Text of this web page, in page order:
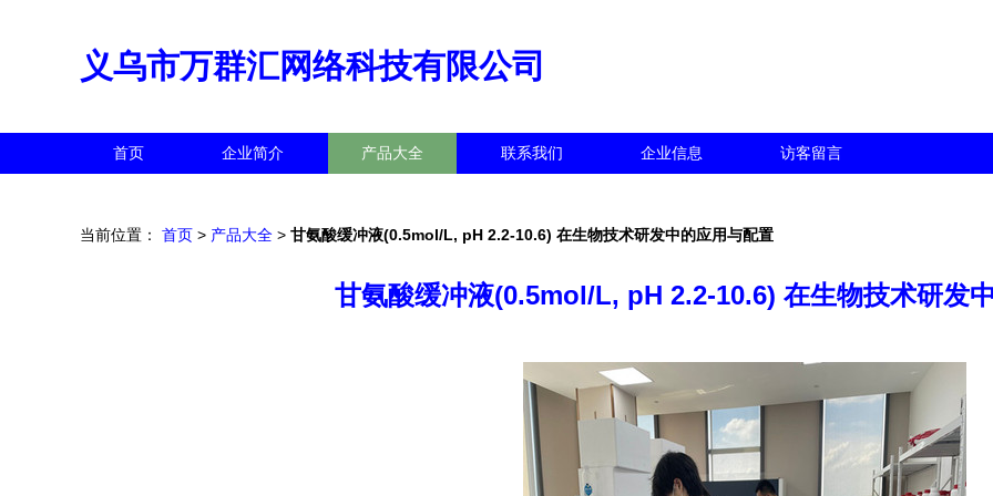
义乌市万群汇网络科技有限公司
首页 企业简介 产品大全 联系我们 企业信息 访客留言
当前位置： 首页 > 产品大全 > 甘氨酸缓冲液(0.5mol/L, pH 2.2-10.6) 在生物技术研发中的应用与配置
甘氨酸缓冲液(0.5mol/L, pH 2.2-10.6) 在生物技术研发